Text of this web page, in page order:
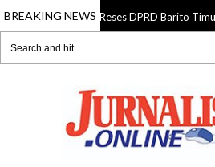
BREAKING NEWS
07 Aug 2026 Reses DPRD Barito